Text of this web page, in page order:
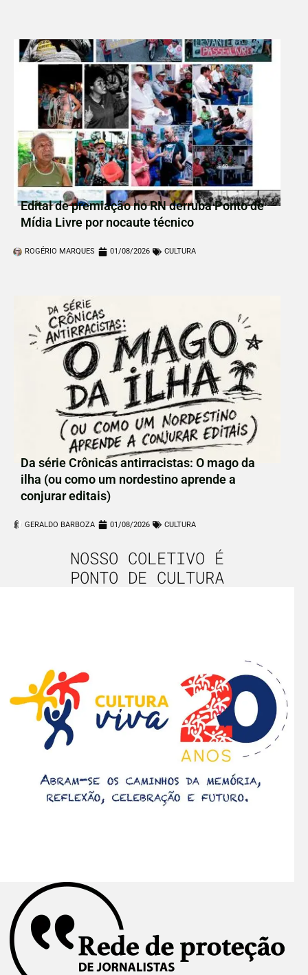
Edital de premiação no RN derruba Ponto de
Mídia Livre por nocaute técnico
ROGÉRIO MARQUES 01/08/2026 CULTURA
Da série Crônicas antirracistas: O mago da
ilha (ou como um nordestino aprende a
conjurar editais)
GERALDO BARBOZA 01/08/2026 CULTURA
NOSSO COLETIVO É
PONTO DE CULTURA